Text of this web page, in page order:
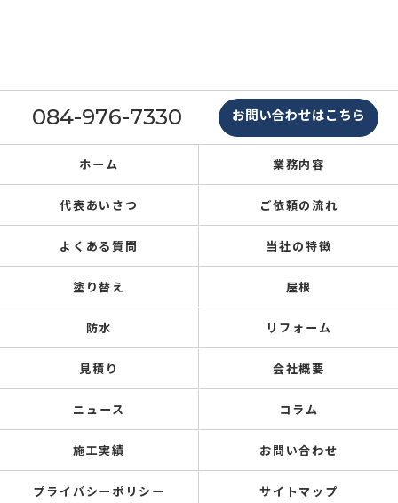
084-976-7330 お問い合わせはこちら
ホーム 業務内容
代表あいさつ ご依頼の流れ
よくある質問 当社の特徴
塗り替え 屋根
防水 リフォーム
見積り 会社概要
ニュース コラム
施工実績 お問い合わせ
プライバシーポリシー サイトマップ